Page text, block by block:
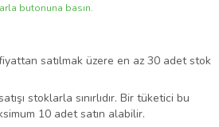
butonuna basın.
satılmak üzere en az 30 adet stok
stoklarla sınırlıdır. Bir tüketici bu
10 adet satın alabilir.